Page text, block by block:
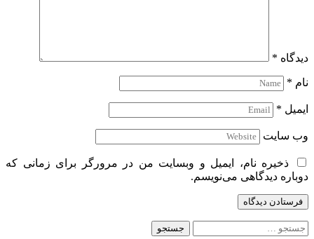
دیدگاه *
نام *
ایمیل *
وب‌ سایت
ذخیره نام، ایمیل و وبسایت من در مرورگر برای زمانی که
دوباره دیدگاهی می‌نویسم.
جستجو